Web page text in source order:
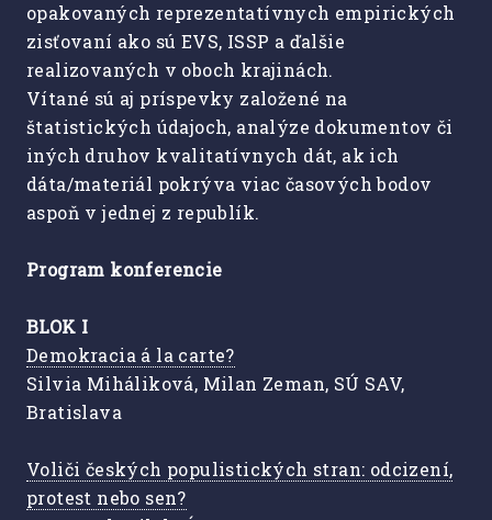
opakovaných reprezentatívnych empirických
zisťovaní ako sú EVS, ISSP a ďalšie
realizovaných v oboch krajinách.
Vítané sú aj príspevky založené na
štatistických údajoch, analýze dokumentov či
iných druhov kvalitatívnych dát, ak ich
dáta/materiál pokrýva viac časových bodov
aspoň v jednej z republík.
Program konferencie
BLOK I
Demokracia á la carte?
Silvia Miháliková, Milan Zeman, SÚ SAV,
Bratislava
Voliči českých populistických stran: odcizení,
protest nebo sen?